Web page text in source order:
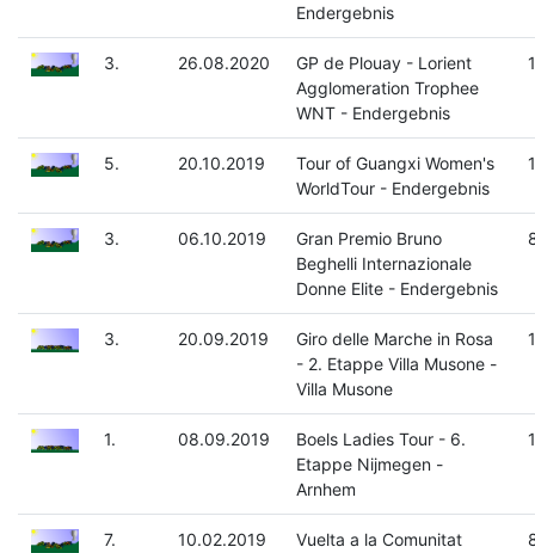
Endergebnis
3. 26.08.2020
GP de Plouay - Lorient
Agglomeration Trophee
WNT - Endergebnis
5. 20.10.2019
Tour of Guangxi Women's
WorldTour - Endergebnis
3. 06.10.2019
Gran Premio Bruno
Beghelli Internazionale
Donne Elite - Endergebnis
3. 20.09.2019
Giro delle Marche in Rosa
- 2. Etappe Villa Musone -
Villa Musone
1. 08.09.2019
Boels Ladies Tour - 6.
Etappe Nijmegen -
Arnhem
7. 10.02.2019
Vuelta a la Comunitat